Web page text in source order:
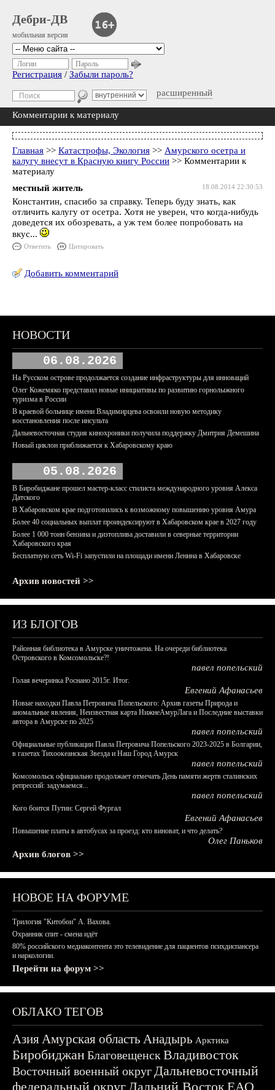
Дебри-ДВ
мобильная версия
расширенный
Логин Пароль
Регистрация / Забыли пароль?
Комментарии к материалу
Главная >> Катастрофы, Экология >> Амурского осетра и
калугу внесут в Красную книгу России >> Комментарии к
материалу
18.08.2014 22:30:53
местный житель
Константин, спасибо за справку. Теперь буду знать, как
отличить калугу от осетра. Хотя не уверен, что когда-нибудь
доведется их обозревать, а уж тем более попробовать на
вкус...
Ответить Цитировать
Добавить комментарий
НОВОСТИ
06.08.2026
На Русском острове продолжается создание инфраструктуры для инноваций
Олег Кожемяко представил новые инициативы по развитию горнолыжного
туризма в России
В краевой больнице имени Владимирцева освоили новую методику
восстановления после инсульта
Дальневосточная студия кинохроники получила поддержку Дмитрия Демешина
Новый циклон приближается к Хабаровскому краю
05.08.2026
В Биробиджане прошел мастер-класс стилиста международного уровня Алекса
Датского
В Хабаровском крае подготовились к возможному повышению уровня Амура
Более 40 социальных выплат проиндексируют в Хабаровском крае в 2027 году
Более 1 000 тонн бензина и дизтоплива доставили в северные территории
Хабаровского края
Бесплатную сеть Wi-Fi запустили на площади имени Ленина в Хабаровске
Архив новостей >>
ИЗ БЛОГОВ
Районная библиотека в Амурске уничтожена. На очереди библиотека
Островского в Комсомольске?!
павел попельский
Голая вечеринка Роснано 2015г. Итог.
Евгений Афанасьев
Новые находки Павла Петровича Попельского: Архив газеты Природа и
аномальные явления, Неизвестная карта НижнеАмурЛага и Последние выставки
автора в Амурске по 2025
павел попельский
Официальные публикации Павла Петровича Попельского 2023-2025 в Болгарии,
в газетах Тихоокеанская Звезда и Наш Город Амурск
павел попельский
Комсомольск официально продолжает отмечать День памяти жертв сталинских
репрессий: задумаемся...
павел попельский
Кого боится Путин: Сергей Фургал
Евгений Афанасьев
Повышение платы в автобусах за проезд: кто виноват, и что делать?
Олег Паньков
Архив блогов >>
НОВОЕ НА ФОРУМЕ
Трилогия "Китобои" А. Вахова.
Охранник спит - смена идёт
80% российского медиаконтента это телевидение для пациентов психдиспансера
и наркологии.
Перейти на форум >>
ОБЛАКО ТЕГОВ
АзияАмурская область Анадырь Арктика
БиробиджанБлаговещенскВладивосток
Восточный военный округДальневосточный
федеральный округДальний ВостокЕАО